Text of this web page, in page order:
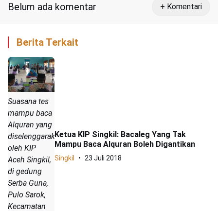
Belum ada komentar + Komentari
Berita Terkait
Suasana tes
mampu baca
Alquran yang
diselenggarakan
oleh KIP
Aceh Singkil,
di gedung
Serba Guna,
Pulo Sarok,
Kecamatan
Ketua KIP Singkil: Bacaleg Yang Tak
Mampu Baca Alquran Boleh Digantikan
Singkil 23 Juli 2018